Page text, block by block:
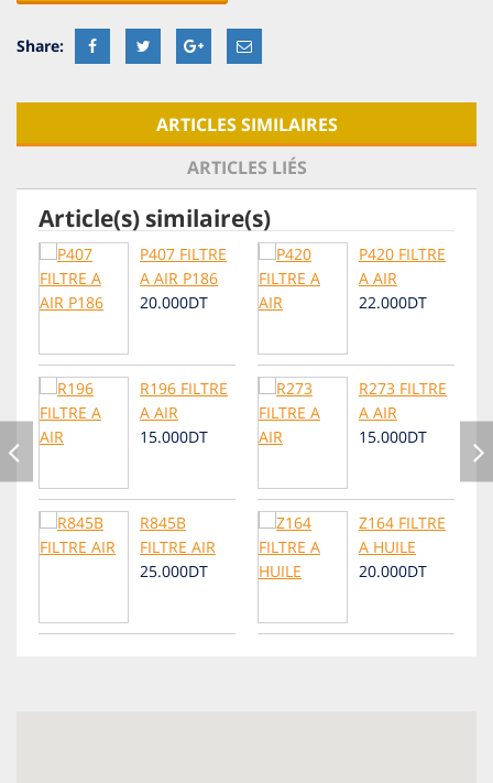
ARTICLES SIMILAIRES
ARTICLES LIÉS
Article(s) similaire(s)
P407 FILTRE
A AIR P186
20.000DT
P420 FILTRE
A AIR
22.000DT
R196 FILTRE
A AIR
15.000DT
R273 FILTRE
A AIR
15.000DT
R845B
FILTRE AIR
25.000DT
Z164 FILTRE
A HUILE
20.000DT